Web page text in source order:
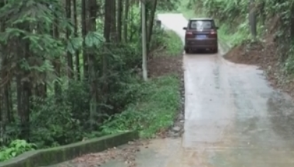
一带一路 央博 非遗 文化 旅游 科普 健康
云顶对话 云起 超级工厂 智敬中国 全民健康
栏目 片库 热播榜 总台企业白名单